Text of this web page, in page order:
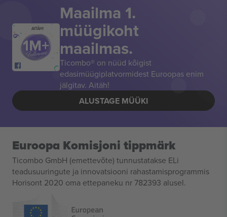
AITÄH!
Maailma 1.
müügikoht
maailmas.
Ticombo® on nüüd kõigist
edasimüügiplatvormidest Euroopas enim
jälgitav. Aitäh!
ALUSTAGE MÜÜKI
Euroopa Komisjoni tippmärk
Ticombo GmbH (emettevõte) tunnustatakse ELi
teadusuuringute ja innovatsiooni rahastamisprogrammis
Horisont 2020 oma ettepaneku nr 782393 alusel.